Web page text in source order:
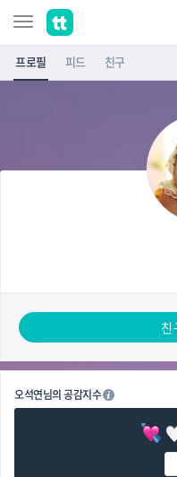
프로필 피드 친구
친
오석연님의 공감지수